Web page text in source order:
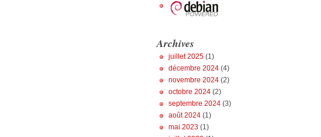
Archives
juillet 2025 (1)
décembre 2024 (4)
novembre 2024 (2)
octobre 2024 (2)
septembre 2024 (3)
août 2024 (1)
mai 2023 (1)